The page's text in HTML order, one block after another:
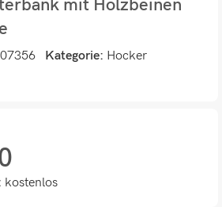
mit Holzbeinen
Kategorie: Hocker
kostenlos